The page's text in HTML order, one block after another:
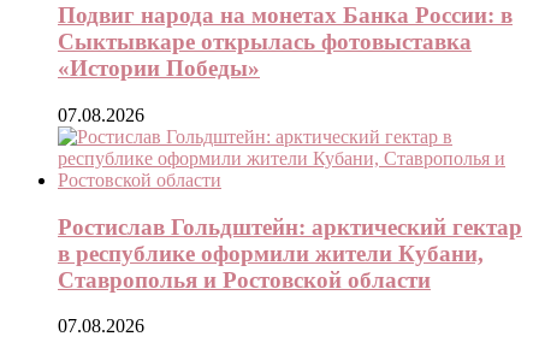
Подвиг народа на монетах Банка России: в
Сыктывкаре открылась фотовыставка
«Истории Победы»
07.08.2026
Ростислав Гольдштейн: арктический гектар
в республике оформили жители Кубани,
Ставрополья и Ростовской области
07.08.2026